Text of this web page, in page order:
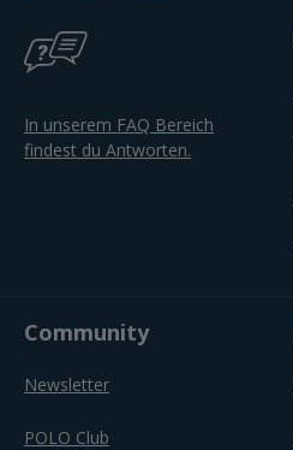
In unserem FAQ Bereich
findest du Antworten.
Community
Newsletter
POLO Club